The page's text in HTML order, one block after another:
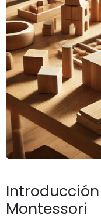
Montessori